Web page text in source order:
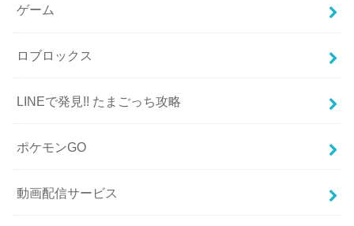
ゲーム
ロブロックス
LINEで発見!! たまごっち攻略
ポケモンGO
動画配信サービス